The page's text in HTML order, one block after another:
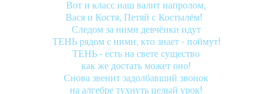
Вот и класс наш валит напролом,
Вася и Костя, Петяй с Костылём!
Следом за ними девчёнки идут
ТЕНЬ рядом с ними, кто знает - поймут!
ТЕНЬ - есть на свете существо
как же достать может оно!
Снова звенит задолбавший звонок
на алгебре тухнуть целый урок!